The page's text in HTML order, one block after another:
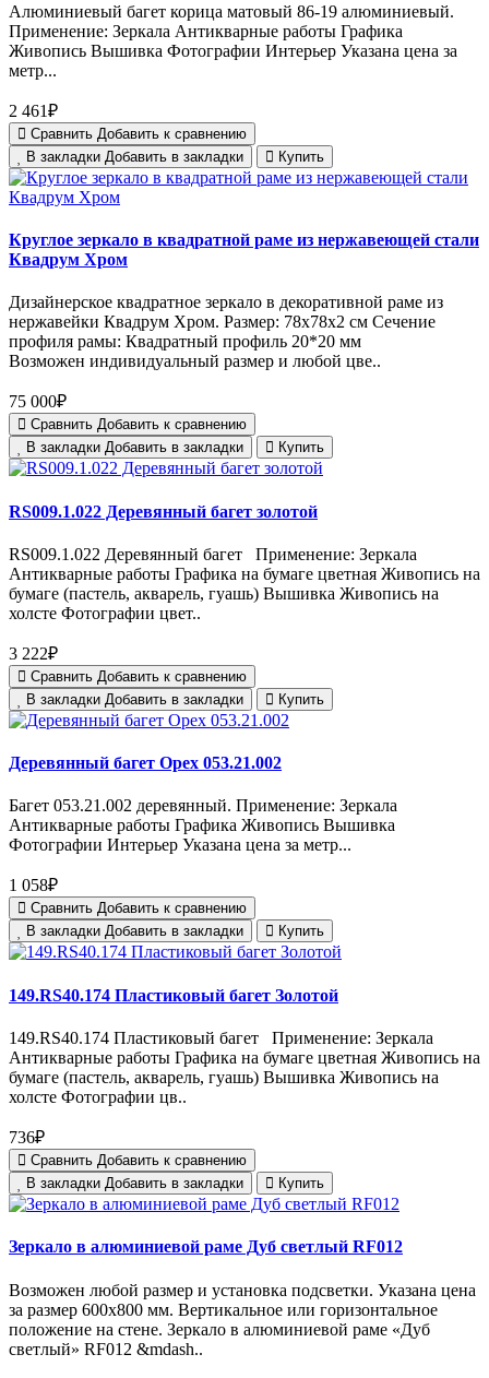
Алюминиевый багет корица матовый 86-19 алюминиевый.
Применение: Зеркала Антикварные работы Графика
Живопись Вышивка Фотографии Интерьер Указана цена за
метр...
2 461₽
Сравнить Добавить к сравнению
В закладки Добавить в закладки Купить
Круглое зеркало в квадратной раме из нержавеющей стали
Квадрум Хром
Дизайнерское квадратное зеркало в декоративной раме из
нержавейки Квадрум Хром. Размер: 78х78х2 см Сечение
профиля рамы: Квадратный профиль 20*20 мм
Возможен индивидуальный размер и любой цве..
75 000₽
Сравнить Добавить к сравнению
В закладки Добавить в закладки Купить
RS009.1.022 Деревянный багет золотой
RS009.1.022 Деревянный багет Применение: Зеркала
Антикварные работы Графика на бумаге цветная Живопись на
бумаге (пастель, акварель, гуашь) Вышивка Живопись на
холсте Фотографии цвет..
3 222₽
Сравнить Добавить к сравнению
В закладки Добавить в закладки Купить
Деревянный багет Орех 053.21.002
Багет 053.21.002 деревянный. Применение: Зеркала
Антикварные работы Графика Живопись Вышивка
Фотографии Интерьер Указана цена за метр...
1 058₽
Сравнить Добавить к сравнению
В закладки Добавить в закладки Купить
149.RS40.174 Пластиковый багет Золотой
149.RS40.174 Пластиковый багет Применение: Зеркала
Антикварные работы Графика на бумаге цветная Живопись на
бумаге (пастель, акварель, гуашь) Вышивка Живопись на
холсте Фотографии цв..
736₽
Сравнить Добавить к сравнению
В закладки Добавить в закладки Купить
Зеркало в алюминиевой раме Дуб светлый RF012
Возможен любой размер и установка подсветки. Указана цена
за размер 600х800 мм. Вертикальное или горизонтальное
положение на стене. Зеркало в алюминиевой раме «Дуб
светлый» RF012 &mdash..